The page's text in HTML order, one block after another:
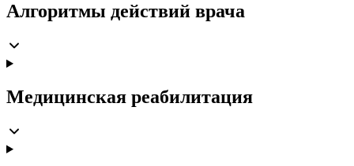
Алгоритмы действий врача
Медицинская реабилитация